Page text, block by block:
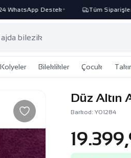
Destek✦ Tüm
Kolyeler Bileklikler Çocuk
Düz Altın
Barkod: Y01284